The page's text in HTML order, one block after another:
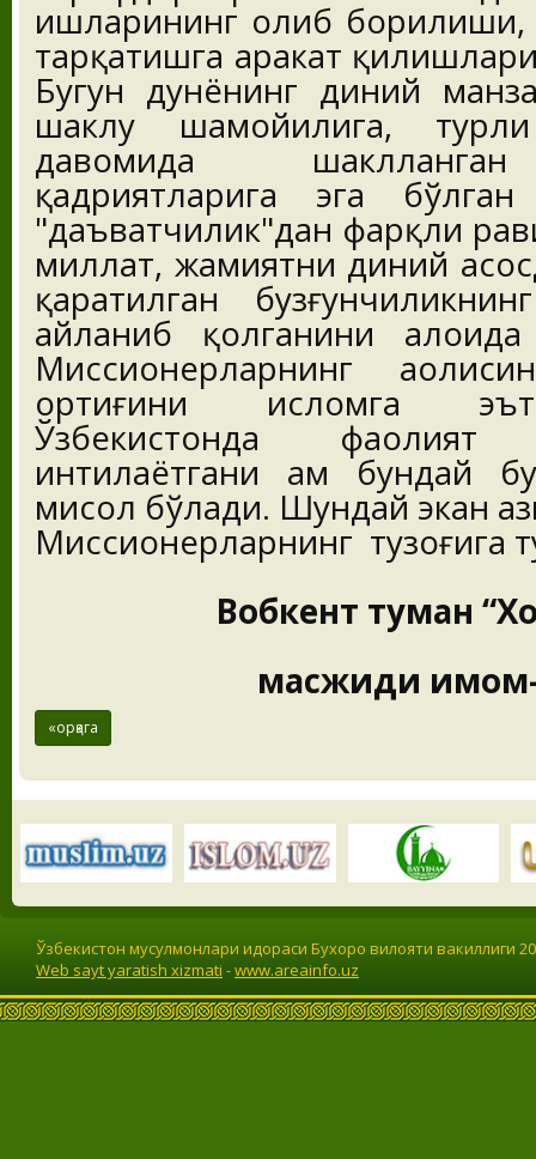
ишларининг олиб борилиши,
тарқатишга ҳаракат
Бугун дунёнинг диний
шаклу шамойилига,
давомида
қадриятларига эга
"даъватчилик"дан фарқли
миллат, жамиятни диний
қаратилган
айланиб қолганини
Миссионерларнинг
ортиғини исломга
Ўзбекистонда
интилаётгани ҳам бундай
мисол бўлади. Шундай экан
Миссионерларнинг тузоғига
Вобкент туман
масжиди
«орқага
Ўзбекистон мусулмонлари идораси Бухоро вилояти вакиллиги
Web sayt yaratish xizmati -www.areainfo.uz